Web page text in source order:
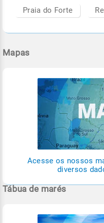
Praia do Forte
Mapas
Acesse os nossos
diversos
Tábua de marés